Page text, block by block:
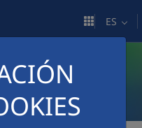
ES